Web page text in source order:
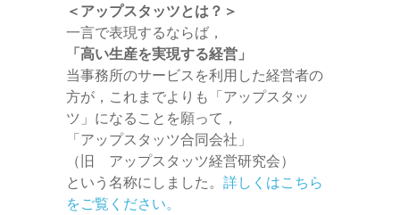
＜アップスタッツとは？＞
一言で表現するならば，
「高い生産を実現する経営」
当事務所のサービスを利用した経営者の
方が，これまでよりも「アップスタッ
ツ」になることを願って，
「アップスタッツ合同会社」
（旧 アップスタッツ経営研究会）
という名称にしました。 詳しくはこちら
をご覧ください。